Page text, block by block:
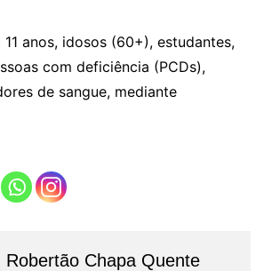
anos, idosos (60+), estudantes,
com deficiência (PCDs),
de sangue, mediante
Robertão Chapa Quente